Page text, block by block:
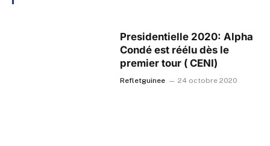
Presidentielle 2020: Alpha
Condé est réélu dès le
premier tour ( CENI)
Refletguinee 24 octobre 2020